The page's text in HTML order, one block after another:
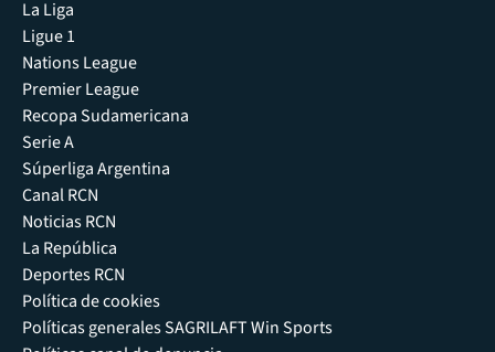
La Liga
Ligue 1
Nations League
Premier League
Recopa Sudamericana
Serie A
Súperliga Argentina
Canal RCN
Noticias RCN
La República
Deportes RCN
Política de cookies
Políticas generales SAGRILAFT Win Sports